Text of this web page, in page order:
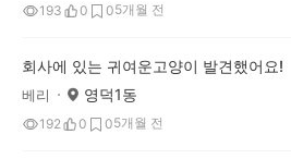
193 0 05개월 전
회사에 있는 귀여운고양이 발견했어요!
베리 영덕1동
192 0 05개월 전